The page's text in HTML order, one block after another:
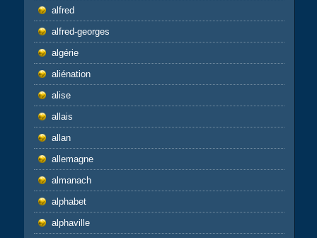
alfred
alfred-georges
algérie
aliénation
alise
allais
allan
allemagne
almanach
alphabet
alphaville